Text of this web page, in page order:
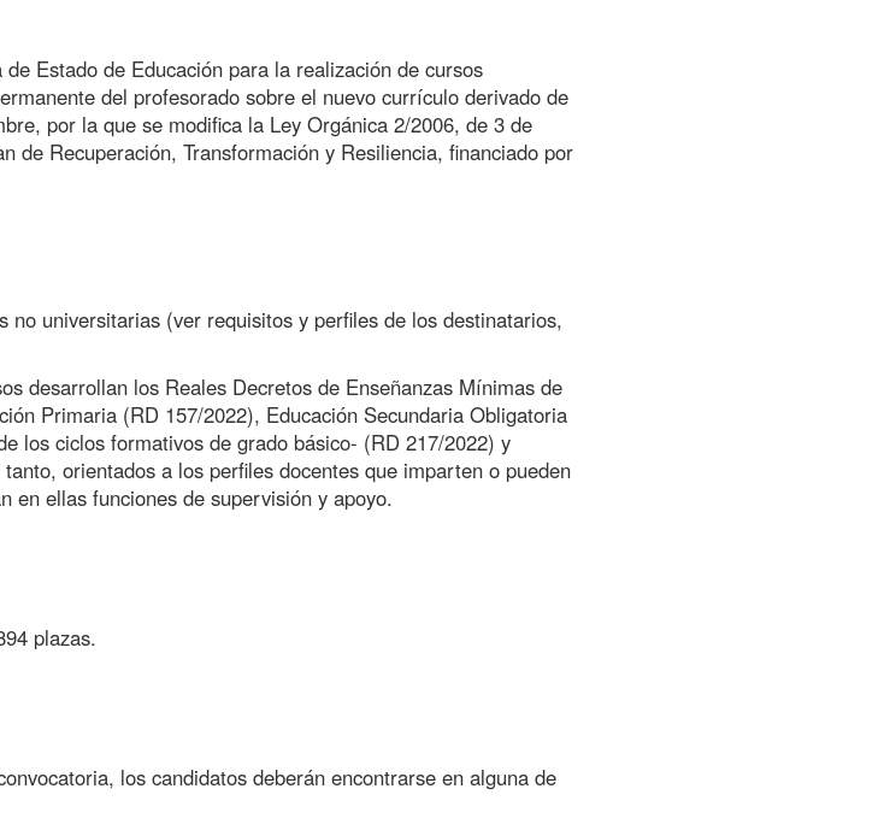
Estado de Educación para la realización de cursos
del profesorado sobre el nuevo currículo derivado de
por la que se modifica la Ley Orgánica 2/2006, de 3 de
de Recuperación, Transformación y Resiliencia, financiado por
no universitarias (ver requisitos y perfiles de los destinatarios,
desarrollan los Reales Decretos de Enseñanzas Mínimas de
Primaria (RD 157/2022), Educación Secundaria Obligatoria
los ciclos formativos de grado básico- (RD 217/2022) y
orientados a los perfiles docentes que imparten o pueden
en ellas funciones de supervisión y apoyo.
plazas.
los candidatos deberán encontrarse en alguna de